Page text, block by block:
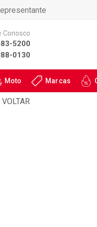
Conosco
5200
0130
Moto Marcas
VOLTAR